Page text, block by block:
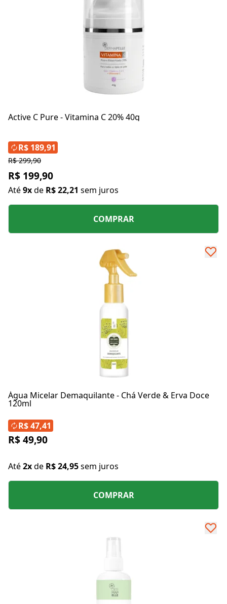
Active C Pure - Vitamina C 20% 40g
R$ 299,90
R$ 199,90
Até9xde R$ 22,21 sem juros
R$ 189,91
COMPRAR
Água Micelar Demaquilante - Chá Verde & Erva Doce
120ml
R$ 49,90
Até2xde R$ 24,95sem juros
R$ 47,41
COMPRAR